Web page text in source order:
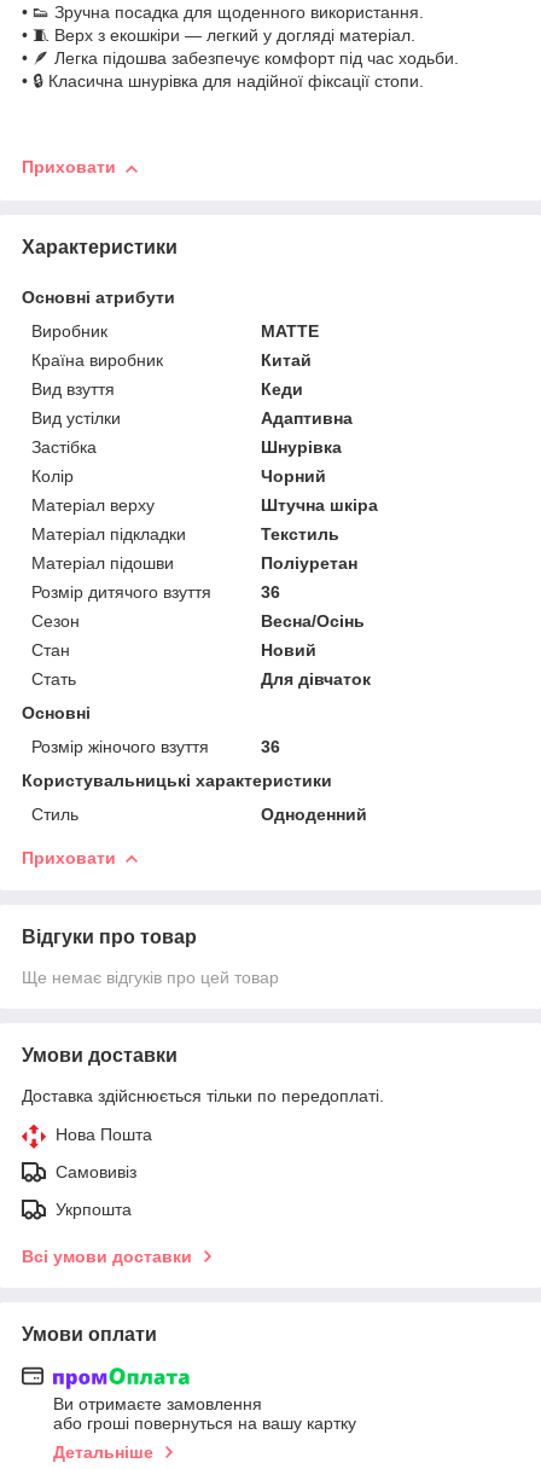
• 👟 Зручна посадка для щоденного використання.
• 🧵 Верх з екошкіри — легкий у догляді матеріал.
• 🪶 Легка підошва забезпечує комфорт під час ходьби.
• 🔒 Класична шнурівка для надійної фіксації стопи.
Приховати
Характеристики
Основні атрибути
Виробник
MATTE
Країна виробник
Китай
Вид взуття
Кеди
Вид устілки
Адаптивна
Застібка
Шнурівка
Колір
Чорний
Матеріал верху
Штучна шкіра
Матеріал підкладки
Текстиль
Матеріал підошви
Поліуретан
Розмір дитячого взуття
36
Сезон
Весна/Осінь
Стан
Новий
Стать
Для дівчаток
Основні
Розмір жіночого взуття
36
Користувальницькі характеристики
Стиль
Одноденний
Приховати
Відгуки про товар
Ще немає відгуків про цей товар
Умови доставки
Доставка здійснюється тільки по передоплаті.
Нова Пошта
Самовивіз
Укрпошта
Всі умови доставки
Умови оплати
Ви отримаєте замовлення
або гроші повернуться на вашу картку
Детальніше